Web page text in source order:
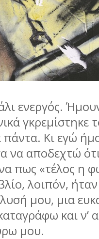
ενεργός.
πάντα. Κι εγώ
αποδεχτώ ότι
πως «τέλος η
λοιπόν,
μου, μια
και
μου.